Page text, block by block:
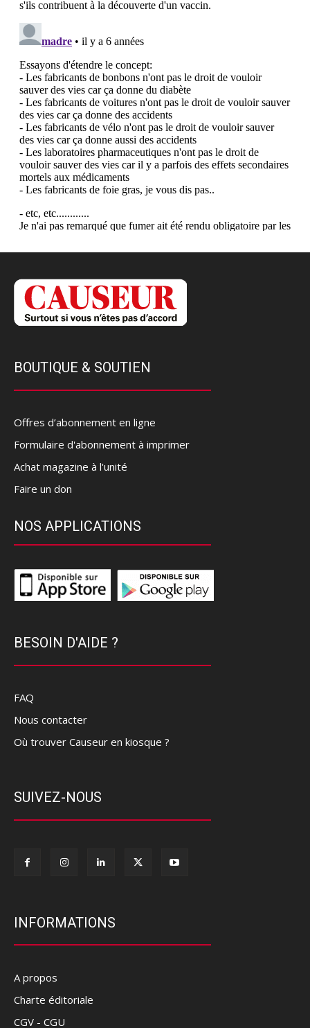
BOUTIQUE & SOUTIEN
Offres d’abonnement en ligne
Formulaire d'abonnement à imprimer
Achat magazine à l'unité
Faire un don
NOS APPLICATIONS
BESOIN D'AIDE ?
FAQ
Nous contacter
Où trouver Causeur en kiosque ?
SUIVEZ-NOUS
INFORMATIONS
A propos
Charte éditoriale
CGV - CGU